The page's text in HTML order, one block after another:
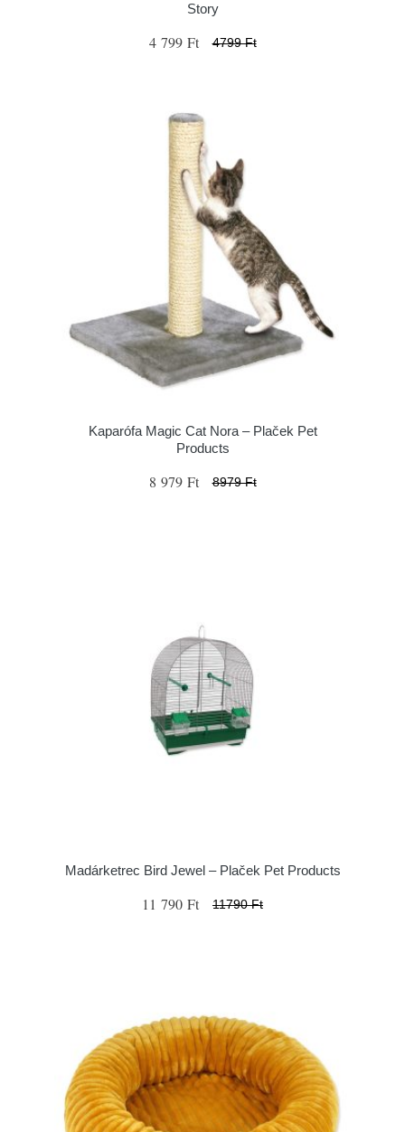
Story
4 799 Ft 4799 Ft
Kaparófa Magic Cat Nora – Plaček Pet
Products
8 979 Ft 8979 Ft
Madárketrec Bird Jewel – Plaček Pet Products
11 790 Ft 11790 Ft